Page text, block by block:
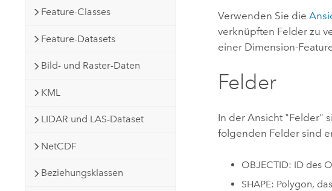
Feature-Classes
Feature-Datasets
Bild- und Raster-Daten
KML
LIDAR und LAS-Dataset
NetCDF
Beziehungsklassen
Verwenden Sie die
verknüpften Felder zu
einer Dimension-
Felder
In der Ansicht "Felder"
folgenden Felder sind
OBJECTID: ID des
SHAPE: Polygon,